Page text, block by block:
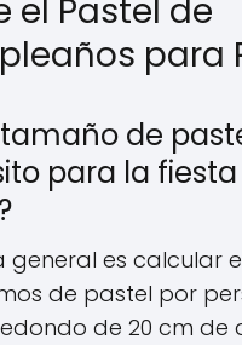
el Pastel de
para
de
para la
general es calcular
de pastel por
de 20 cm de